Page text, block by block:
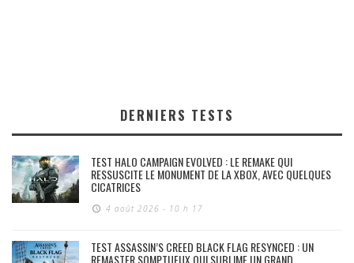
DERNIERS TESTS
TEST HALO CAMPAIGN EVOLVED : LE REMAKE QUI
RESSUSCITE LE MONUMENT DE LA XBOX, AVEC QUELQUES
CICATRICES
4 août 2026 - 10 h 17
TEST ASSASSIN’S CREED BLACK FLAG RESYNCED : UN
REMASTER SOMPTUEUX QUI SUBLIME UN GRAND